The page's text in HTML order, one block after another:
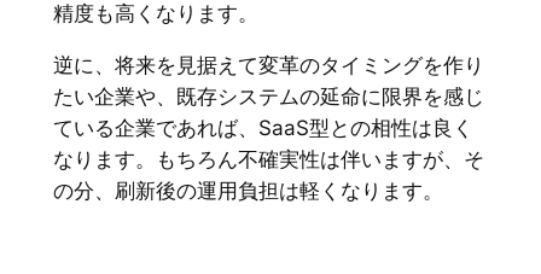
精度も高くなります。
逆に、将来を見据えて変革のタイミングを作り
たい企業や、既存システムの延命に限界を感じ
ている企業であれば、SaaS型との相性は良く
なります。もちろん不確実性は伴いますが、そ
の分、刷新後の運用負担は軽くなります。